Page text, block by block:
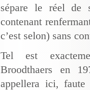
sépare le réel de
contenant
c’est selon) sans
Tel est
Broodthaers en
appellera ici,